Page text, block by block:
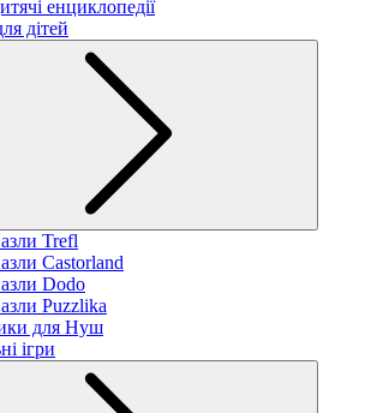
енциклопедії
дітей
Trefl
Castorland
Dodo
Puzzlika
для Нуш
ігри